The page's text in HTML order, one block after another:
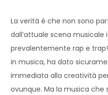
La verità è che non sono
dall’attuale scena musicale
prevalentemente rap e
in musica, ha dato
immediata alla creatività
ovunque. Ma la musica che